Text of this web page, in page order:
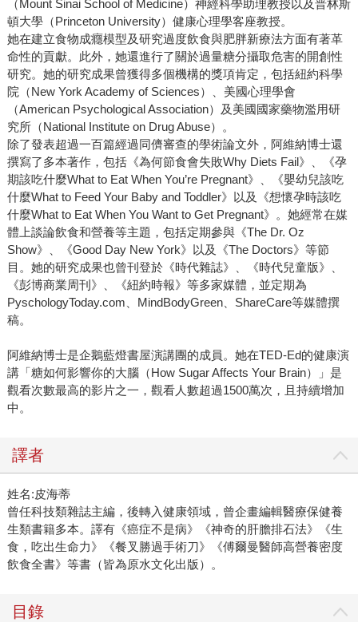
（Mount Sinai School of Medicine）神經科學助理教授以及普林斯
頓大學（Princeton University）健康心理學客座教授。
她在建立食物成癮模型及研究過度飲食與肥胖新療法方面有著革
命性的貢獻。此外，她還進行了關於過量糖分攝取危害的開創性
研究。她的研究成果曾獲得多個機構的獎項肯定，包括紐約科學
院（New York Academy of Sciences）、美國心理學會
（American Psychological Association）及美國國家藥物濫用研
究所（National Institute on Drug Abuse）。
除了發表超過一百篇經過同儕審查的學術論文外，阿維納博士還
撰寫了多本著作，包括《為何節食會失敗Why Diets Fail》、《孕
期該吃什麼What to Eat When You’re Pregnant》、《嬰幼兒該吃
什麼What to Feed Your Baby and Toddler》以及《想懷孕時該吃
什麼What to Eat When You Want to Get Pregnant》。她經常在媒
體上談論飲食和營養等主題，包括定期參與《The Dr. Oz
Show》、《Good Day New York》以及《The Doctors》等節
目。她的研究成果也曾刊登於《時代雜誌》、《時代兒童版》、
《彭博商業周刊》、《紐約時報》等多家媒體，並定期為
PyschologyToday.com、MindBodyGreen、ShareCare等媒體撰
稿。
阿維納博士是企鵝藍燈書屋演講團的成員。她在TED-Ed的健康演
講「糖如何影響你的大腦（How Sugar Affects Your Brain）」是
觀看次數最高的影片之一，觀看人數超過1500萬次，且持續增加
中。
譯者
姓名:皮海蒂
曾任科技類雜誌主編，後轉入健康領域，曾企畫編輯醫療保健養
生類書籍多本。譯有《癌症不是病》《神奇的肝膽排石法》《生
食，吃出生命力》《餐叉勝過手術刀》《傅爾曼醫師高營養密度
飲食全書》等書（皆為原水文化出版）。
目錄